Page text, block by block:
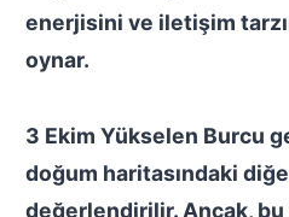
enerjisini ve iletişim
oynar.
3 Ekim Yükselen Burcu
doğum haritasındaki
değerlendirilir. Ancak,